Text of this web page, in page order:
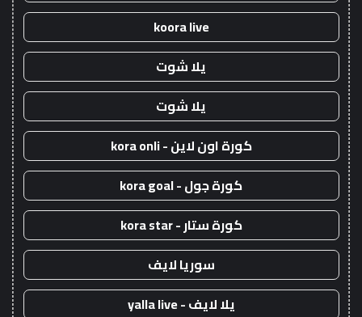
koora live
يلا شوت
يلا شوت
كورة اون لاين - kora onli
كورة جول - kora goal
كورة ستار - kora star
سوريا لايف
يلا لايف - yalla live